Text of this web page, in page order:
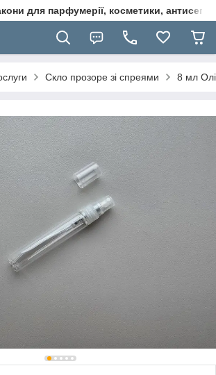
для парфумерії, косметики,
Скло прозоре зі спреями 8 мл